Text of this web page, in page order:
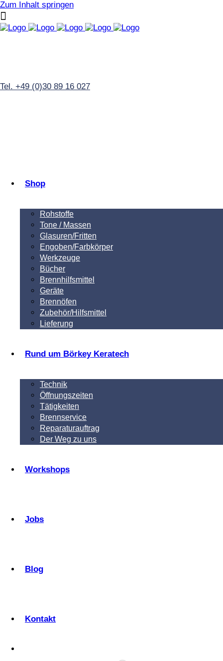
Zum Inhalt springen
Tel. +49 (0)30 89 16 027
Shop
Rohstoffe
Tone / Massen
Glasuren/Fritten
Engoben/Farbkörper
Werkzeuge
Bücher
Brennhilfsmittel
Geräte
Brennöfen
Zubehör/Hilfsmittel
Lieferung
Rund um Börkey Keratech
Technik
Öffnungszeiten
Tätigkeiten
Brennservice
Reparaturauftrag
Der Weg zu uns
Workshops
Jobs
Blog
Kontakt